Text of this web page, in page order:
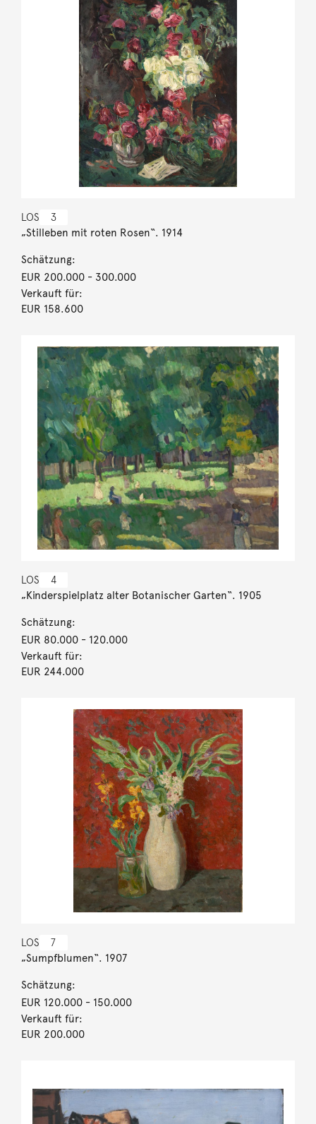
LOS 3
„Stilleben mit roten Rosen“. 1914
Schätzung:
EUR 200.000- 300.000
Verkauft für:
EUR 158.600
LOS 4
„Kinderspielplatz alter Botanischer Garten“. 1905
Schätzung:
EUR 80.000- 120.000
Verkauft für:
EUR 244.000
LOS 7
„Sumpfblumen“. 1907
Schätzung:
EUR 120.000- 150.000
Verkauft für:
EUR 200.000